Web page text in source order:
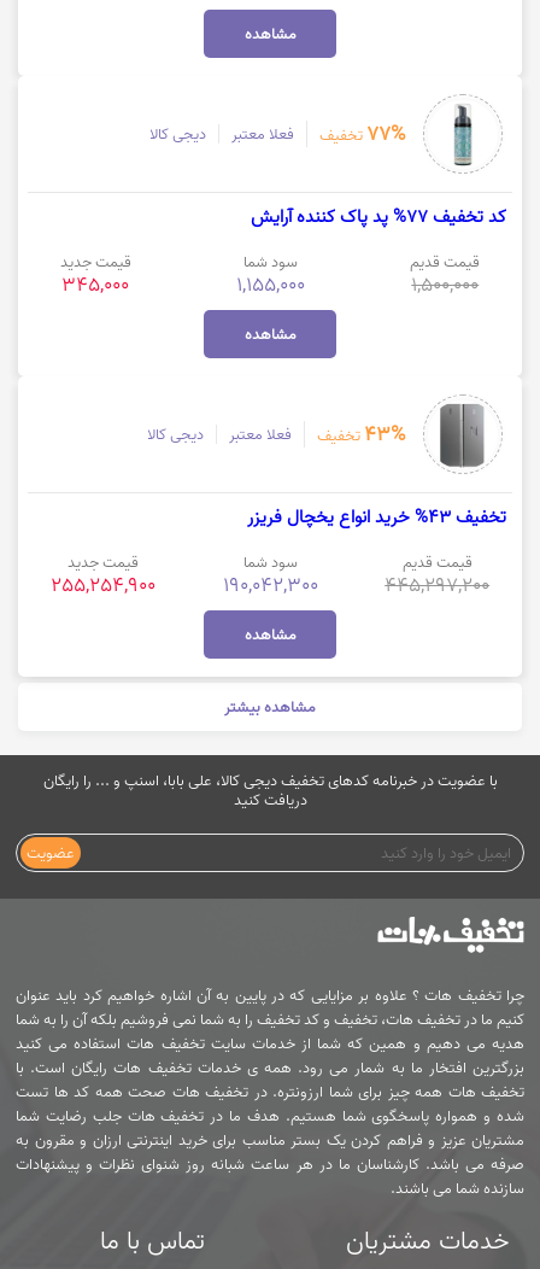
مشاهده
77% تخفیف فعلا معتبر دیجی کالا
کد تخفیف 77% پد پاک کننده آرایش
قیمت قدیم
1,500,000
سود شما
1,155,000
قیمت جدید
345,000
مشاهده
43% تخفیف فعلا معتبر دیجی کالا
تخفیف 43% خرید انواع یخچال فریزر
قیمت قدیم
445,297,200
سود شما
190,042,300
قیمت جدید
255,254,900
مشاهده
مشاهده بیشتر
با عضویت در خبرنامه کدهای تخفیف دیجی کالا، علی بابا، اسنپ و ... را رایگان
دریافت کنید
عضویت
چرا تخفیف هات ؟ علاوه بر مزایایی که در پایین به آن اشاره خواهیم کرد باید عنوان
کنیم ما در تخفیف هات، تخفیف و کد تخفیف را به شما نمی فروشیم بلکه آن را به شما
هدیه می دهیم و همین که شما از خدمات سایت تخفیف هات استفاده می کنید
بزرگترین افتخار ما به شمار می رود. همه ی خدمات تخفیف هات رایگان است. با
تخفیف هات همه چیز برای شما ارزونتره. در تخفیف هات صحت همه کد ها تست
شده و همواره پاسخگوی شما هستیم. هدف ما در تخفیف هات جلب رضایت شما
مشتریان عزیز و فراهم کردن یک بستر مناسب برای خرید اینترنتی ارزان و مقرون به
صرفه می باشد. کارشناسان ما در هر ساعت شبانه روز شنوای نظرات و پیشنهادات
سازنده شما می باشند.
خدمات مشتریان تماس با ما